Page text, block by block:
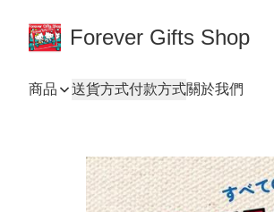
Forever Gifts Shop
商品 送貨方式付款方式關於我們